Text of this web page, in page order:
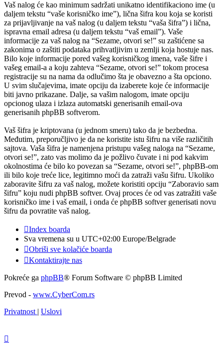
Vaš nalog će kao minimum sadržati unikatno identifikaciono ime (u
daljem tekstu “vaše korisničko ime”), lična šifra kou koja se koristi
za prijavljivanje na vaš nalog (u daljem tekstu “vaša šifra”) i lična,
ispravna email adresa (u daljem tekstu “vaš email”). Vaše
informacije za vaš nalog na “Sezame, otvori se!” su zaštićene sa
zakonima o zaštiti podataka prihvatljivim u zemlji koja hostuje nas.
Bilo koje informacije pored vašeg korisničkog imena, vaše šifre i
vašeg email-a a koju zahteva “Sezame, otvori se!” tokom procesa
registracije su na nama da odlučimo šta je obavezno a šta opciono.
U svim slučajevima, imate opciju da izaberete koje će informacije
biti javno prikazane. Dalje, sa vašim nalogom, imate opciju
opcionog ulaza i izlaza automatski generisanih email-ova
generisanih phpBB softverom.
Vaš šifra je kriptovana (u jednom smeru) tako da je bezbedna.
Međutim, preporučljivo je da ne koristite istu šifru na više različitih
sajtova. Vaša šifra je namenjena pristupu vašeg naloga na “Sezame,
otvori se!”, zato vas molimo da je požlivo čuvate i ni pod kakvim
okolnostima će bilo ko povezan sa “Sezame, otvori se!”, phpBB-om
ili bilo koje treće lice, legitimno moći da zatraži vašu šifru. Ukoliko
zaboravite šifru za vaš nalog, možete koristiti opciju “Zaboravio sam
šifru” koju nudi phpBB softver. Ovaj proces će od vas zatražiti vaše
korisničko ime i vaš email, i onda će phpBB softver generisati novu
šifru da povratite vaš nalog.
Index boarda
Sva vremena su u UTC+02:00 Europe/Belgrade
Obriši sve kolačiće boarda
Kontaktirajte nas
Pokreće ga phpBB® Forum Software © phpBB Limited
Prevod - www.CyberCom.rs
Privatnost | Uslovi